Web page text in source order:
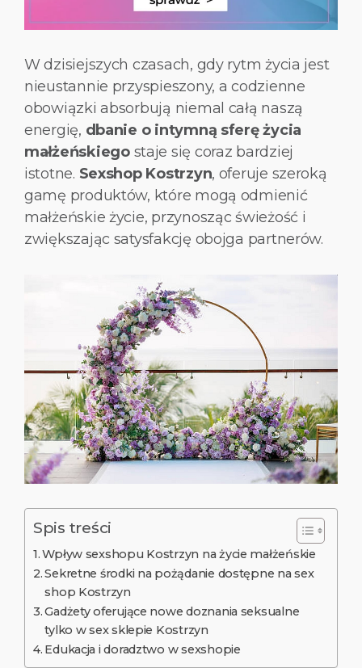
W dzisiejszych czasach, gdy rytm życia jest
nieustannie przyspieszony, a codzienne
obowiązki absorbują niemal całą naszą
energię, dbanie o intymną sferę życia
małżeńskiego staje się coraz bardziej
istotne. Sexshop Kostrzyn, oferuje szeroką
gamę produktów, które mogą odmienić
małżeńskie życie, przynosząc świeżość i
zwiększając satysfakcję obojga partnerów.
Spis treści
Wpływ sexshopu Kostrzyn na życie małżeńskie
Sekretne środki na pożądanie dostępne na sex
shop Kostrzyn
Gadżety oferujące nowe doznania seksualne
tylko w sex sklepie Kostrzyn
Edukacja i doradztwo w sexshopie